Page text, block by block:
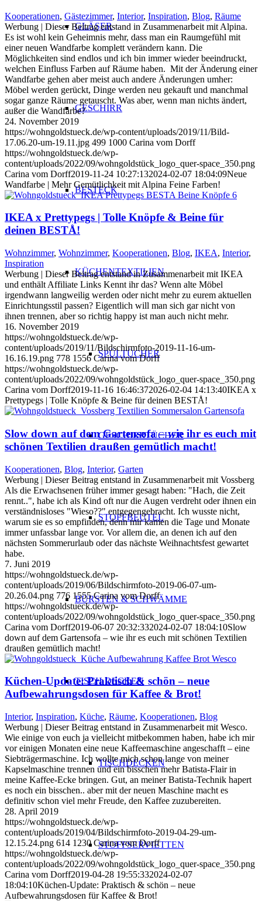
GLÄSER
GESCHIRR
BESTECK
KÜCHENTEXTILIEN
SPÜLTÜCHER
GESCHIRRTÜCHER
STOFFBEUTEL
BÜRSTEN & SCHWÄMME
TISCH DECKEN
TISCHDECKEN
STOFFSERVIETTEN
Kooperationen, Gästezimmer, Interior, Inspiration, Blog, Räume
Werbung | Dieser Beitrag entstand in Zusammenarbeit mit Alpina.
Es ist wohl kein Geheimnis mehr, dass man ein Raumgefühl mit
einer neuen Wandfarbe komplett verändern kann. Die
Möglichkeiten sind endlos und ich bin immer wieder beeindruckt,
welchen Einfluss Farben auf Räume haben. Mit der Änderung einer
Wandfarbe gehen aber meist auch andere Änderungen umher:
Möbel werden gerückt, Dinge werden neu gekauft und manchmal
sogar ganze Räume getauscht. Was aber, wenn man nichts ändert,
außer die Wandfarbe?
24. November 2019
https://wohngoldstueck.de/wp-content/uploads/2019/11/Bild-
17.06.20-um-19.11.jpg 499 1000 Carina vom Dorff
https://wohngoldstueck.de/wp-
content/uploads/2022/09/wohngoldstück_logo_quer-space_350.png
Carina vom Dorff2019-11-24 10:27:132024-02-07 18:04:09Neue
Wandfarbe | Mehr Gemütlichkeit mit Alpina Feine Farben!
IKEA x Prettypegs | Tolle Knöpfe & Beine für
deinen BESTÅ!
Wohnzimmer, Wohnzimmer, Kooperationen, Blog, IKEA, Interior,
Inspiration
Werbung | Dieser Beitrag entstand in Zusammenarbeit mit IKEA
und enthält Affiliate Links Kennt ihr das? Wenn alte Möbel
irgendwann langweilig werden oder nicht mehr zu eurem aktuellen
Einrichtungsstil passen? Eigentlich will man sich gar nicht von
ihnen trennen, aber so richtig happy ist man auch nicht mehr.
16. November 2019
https://wohngoldstueck.de/wp-
content/uploads/2019/11/Bildschirmfoto-2019-11-16-um-
16.16.19.png 778 1556 Carina vom Dorff
https://wohngoldstueck.de/wp-
content/uploads/2022/09/wohngoldstück_logo_quer-space_350.png
Carina vom Dorff2019-11-16 16:46:372026-02-04 14:13:40IKEA x
Prettypegs | Tolle Knöpfe & Beine für deinen BESTÅ!
Slow down auf dem Gartensofa – wie ihr es euch mit
schönen Textilien draußen gemütlich macht!
Kooperationen, Blog, Interior, Garten
Werbung | Dieser Beitrag entstand in Zusammenarbeit mit Vossberg
Als die Erwachsenen früher immer gesagt haben: "Hach, die Zeit
rennt..", habe ich als Kind oft nur die Augen verdreht oder ihnen ein
verständnisloses "Wieso??" entgegengebracht. Ich wusste nicht,
warum sie es so empfinden, denn mir kamen die Tage und Monate
immer unfassbar lange vor. Vor allem die, an denen ich auf den
nächsten Sommerurlaub oder das nächste Weihnachtsfest gewartet
habe.
7. Juni 2019
https://wohngoldstueck.de/wp-
content/uploads/2019/06/Bildschirmfoto-2019-06-07-um-
20.26.04.png 776 1555 Carina vom Dorff
https://wohngoldstueck.de/wp-
content/uploads/2022/09/wohngoldstück_logo_quer-space_350.png
Carina vom Dorff2019-06-07 20:32:332024-02-07 18:04:10Slow
down auf dem Gartensofa – wie ihr es euch mit schönen Textilien
draußen gemütlich macht!
Küchen-Update: Praktisch & schön – neue
Aufbewahrungsdosen für Kaffee & Brot!
Interior, Inspiration, Küche, Räume, Kooperationen, Blog
Werbung | Dieser Beitrag entstand in Zusammenarbeit mit Wesco.
Wie einige von euch ja vielleicht mitbekommen haben, habe ich mir
vor einigen Monaten eine neue Kaffeemaschine angeschafft – eine
Siebträgermaschine. Ich wollte mich schon lange von meiner
Kapselmaschine trennen und ein bisschen mehr Batista-Flair in
meine Kaffee-Ecke bringen. Gut, an meiner Batista-Technik hapert
es noch ein bisschen.. aber mit der neuen Maschine macht es
definitiv schon viel mehr Freude, den Kaffee zuzubereiten.
28. April 2019
https://wohngoldstueck.de/wp-
content/uploads/2019/04/Bildschirmfoto-2019-04-29-um-
12.15.24.png 614 1230 Carina vom Dorff
https://wohngoldstueck.de/wp-
content/uploads/2022/09/wohngoldstück_logo_quer-space_350.png
Carina vom Dorff2019-04-28 19:55:332024-02-07
18:04:10Küchen-Update: Praktisch & schön – neue
Aufbewahrungsdosen für Kaffee & Brot!